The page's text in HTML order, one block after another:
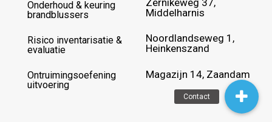
Onderhoud & keuring
brandblussers
Risico inventarisatie &
evaluatie
Ontruimingsoefening
uitvoering
Middelharnis
Noordlandseweg 1,
Heinkenszand
Magazijn 14, Zaandam